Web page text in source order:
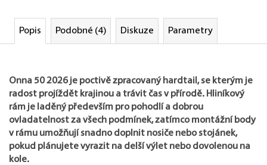
Popis Podobné (4) Diskuze Parametry
Onna 50 2026 je poctivě zpracovaný hardtail, se kterým je
radost projíždět krajinou a trávit čas v přírodě. Hliníkový
rám je laděný především pro pohodlí a dobrou
ovladatelnost za všech podmínek, zatímco montážní body
v rámu umožňují snadno doplnit nosiče nebo stojánek,
pokud plánujete vyrazit na delší výlet nebo dovolenou na
kole.